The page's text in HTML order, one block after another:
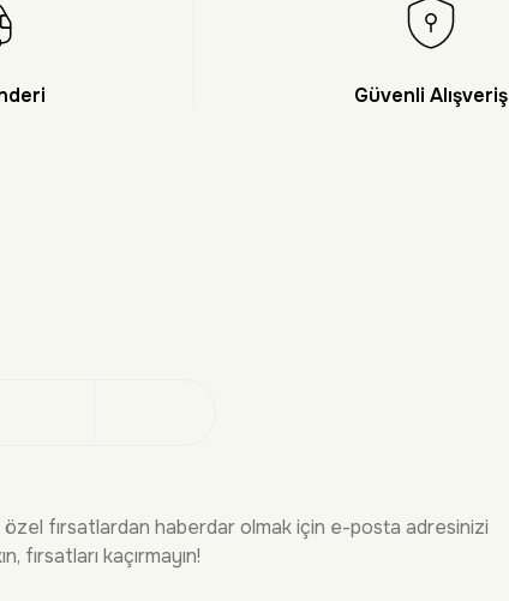
Güvenli Alışveriş
fırsatlardan haberdar olmak için e-posta adresinizi
fırsatları kaçırmayın!